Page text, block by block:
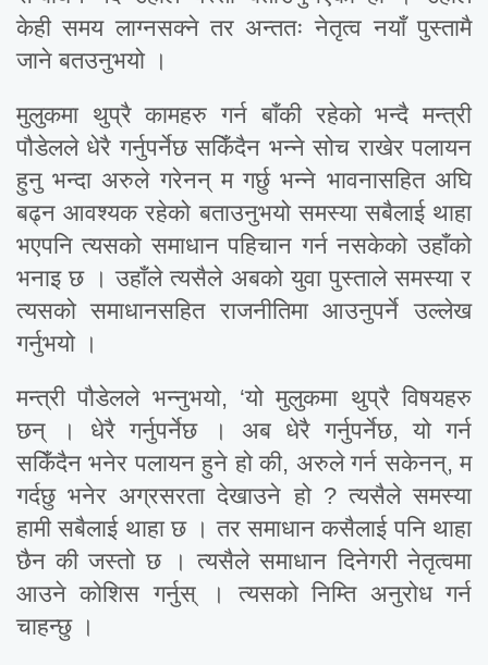
केही समय लाग्नसक्ने तर अन्ततः नेतृत्व नयाँ पुस्तामै
जाने बतउनुभयो ।
मुलुकमा थुप्रै कामहरु गर्न बाँकी रहेको भन्दै मन्त्री
पौडेलले धेरै गर्नुपर्नेछ सकिँदैन भन्ने सोच राखेर पलायन
हुनु भन्दा अरुले गरेनन् म गर्छु भन्ने भावनासहित अघि
बढ्न आवश्यक रहेको बताउनुभयो समस्या सबैलाई थाहा
भएपनि त्यसको समाधान पहिचान गर्न नसकेको उहाँको
भनाइ छ । उहाँले त्यसैले अबको युवा पुस्ताले समस्या र
त्यसको समाधानसहित राजनीतिमा आउनुपर्ने उल्लेख
गर्नुभयो ।
मन्त्री पौडेलले भन्नुभयो, ‘यो मुलुकमा थुप्रै विषयहरु
छन् । धेरै गर्नुपर्नेछ । अब धेरै गर्नुपर्नेछ, यो गर्न
सकिँदैन भनेर पलायन हुने हो की, अरुले गर्न सकेनन्, म
गर्दछु भनेर अग्रसरता देखाउने हो ? त्यसैले समस्या
हामी सबैलाई थाहा छ । तर समाधान कसैलाई पनि थाहा
छैन की जस्तो छ । त्यसैले समाधान दिनेगरी नेतृत्वमा
आउने कोशिस गर्नुस् । त्यसको निम्ति अनुरोध गर्न
चाहन्छु ।